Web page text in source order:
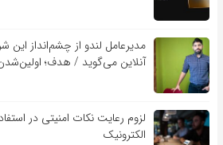
مدیرعامل لندو از چشم‌انداز این
آنلاین می‌گوید / هدف؛
لزوم رعایت نکات امنیتی در
الکترونیک